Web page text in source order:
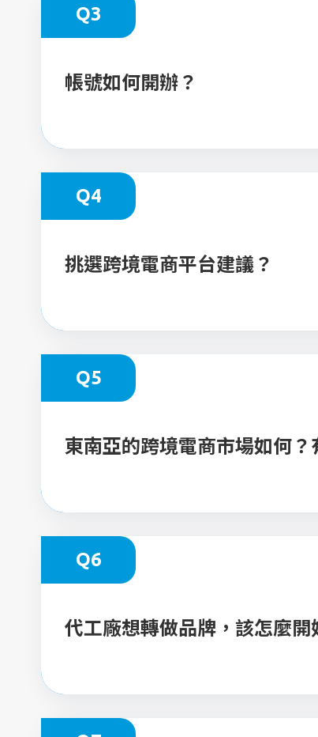
Q3
帳號如何開辦？
Q4
挑選跨境電商平台建議？
Q5
東南亞的跨境電商市場如何？
Q6
代工廠想轉做品牌，該怎麼